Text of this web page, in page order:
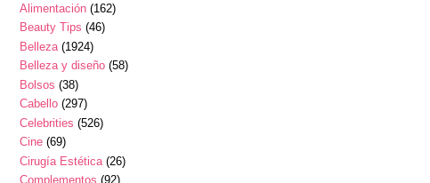
Alimentación (162)
Beauty Tips (46)
Belleza (1924)
Belleza y diseño (58)
Bolsos (38)
Cabello (297)
Celebrities (526)
Cine (69)
Cirugía Estética (26)
Complementos (92)